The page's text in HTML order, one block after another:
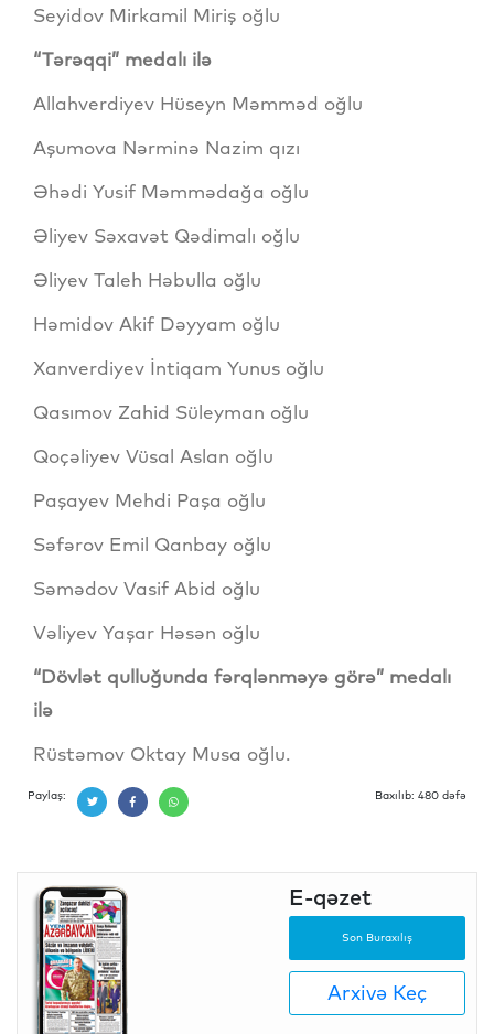
Seyidov Mirkamil Miriş oğlu
“Tərəqqi” medalı ilə
Allahverdiyev Hüseyn Məmməd oğlu
Aşumova Nərminə Nazim qızı
Əhədi Yusif Məmmədağa oğlu
Əliyev Səxavət Qədimalı oğlu
Əliyev Taleh Həbulla oğlu
Həmidov Akif Dəyyam oğlu
Xanverdiyev İntiqam Yunus oğlu
Qasımov Zahid Süleyman oğlu
Qoçəliyev Vüsal Aslan oğlu
Paşayev Mehdi Paşa oğlu
Səfərov Emil Qanbay oğlu
Səmədov Vasif Abid oğlu
Vəliyev Yaşar Həsən oğlu
“Dövlət qulluğunda fərqlənməyə görə” medalı
ilə
Rüstəmov Oktay Musa oğlu.
Paylaş: Baxılıb: 480 dəfə
E-qəzet
Son Buraxılış
Arxivə Keç